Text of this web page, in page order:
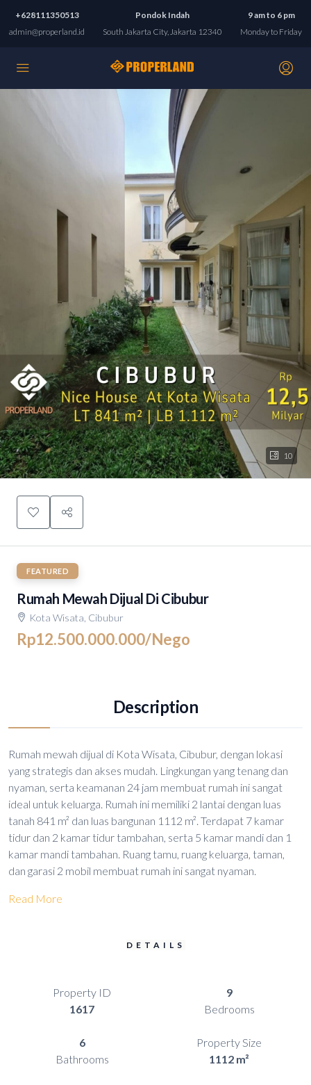
+628111350513
admin@properland.id
Pondok Indah
South Jakarta City, Jakarta 12340
9 am to 6 pm
Monday to Friday
10
FEATURED
Rumah Mewah Dijual Di Cibubur
Kota Wisata, Cibubur
Rp12.500.000.000/Nego
Description
Rumah mewah dijual di Kota Wisata, Cibubur, dengan lokasi
yang strategis dan akses mudah. Lingkungan yang tenang dan
nyaman, serta keamanan 24 jam membuat rumah ini sangat
ideal untuk keluarga. Rumah ini memiliki 2 lantai dengan luas
tanah 841 m² dan luas bangunan 1112 m². Terdapat 7 kamar
tidur dan 2 kamar tidur tambahan, serta 5 kamar mandi dan 1
kamar mandi tambahan. Ruang tamu, ruang keluarga, taman,
dan garasi 2 mobil membuat rumah ini sangat nyaman.
Read More
DETAILS
Property ID
1617
9
Bedrooms
6
Bathrooms
Property Size
1112 m²